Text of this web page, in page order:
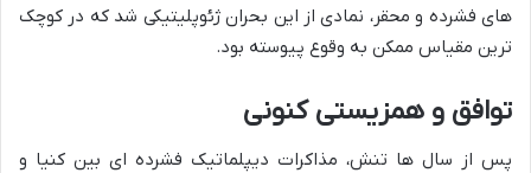
های فشرده و محقر، نمادی از این بحران ژئوپلیتیکی شد که در کوچک
ترین مقیاس ممکن به وقوع پیوسته بود.
توافق و همزیستی کنونی
پس از سال ها تنش، مذاکرات دیپلماتیک فشرده ای بین کنیا و